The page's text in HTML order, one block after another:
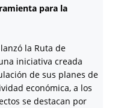
para la
la Ruta de
iniciativa creada
de sus planes de
económica, a los
se destacan por